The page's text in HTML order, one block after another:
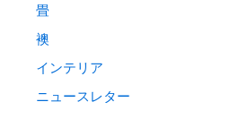
畳
襖
インテリア
ニュースレター